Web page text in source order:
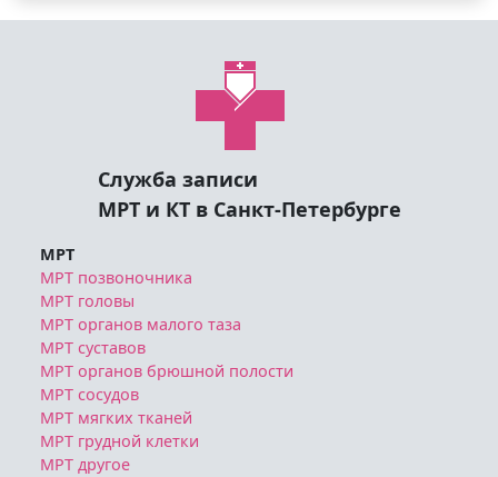
Служба записи
МРТ и КТ в Санкт-Петербурге
МРТ
МРТ позвоночника
МРТ головы
МРТ органов малого таза
МРТ суставов
МРТ органов брюшной полости
МРТ сосудов
МРТ мягких тканей
МРТ грудной клетки
МРТ другое